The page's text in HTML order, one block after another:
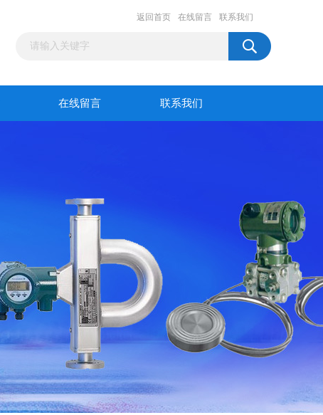
返回首页 在线留言 联系我们
在线留言 联系我们